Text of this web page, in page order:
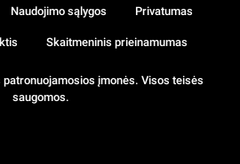
patronuojamosios įmonės. Visos teisės
saugomos.
Naudojimo sąlygos Privatumas
Skaitmeninis prieinamumas